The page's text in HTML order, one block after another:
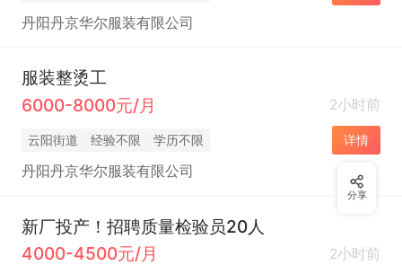
丹阳丹京华尔服装有限公司
服装整烫工
6000-8000元/月
2小时前
云阳街道 经验不限 学历不限 详情
丹阳丹京华尔服装有限公司
新厂投产！招聘质量检验员20人
4000-4500元/月
2小时前
分享